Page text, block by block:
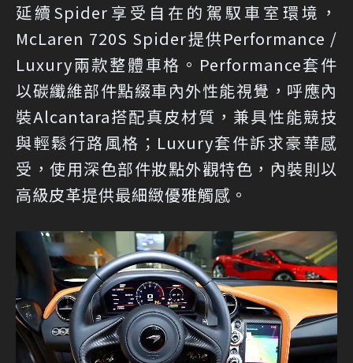
延續Spider享受自在的駕馭車室環境，
McLaren 720S Spider提供Performance /
Luxury兩款整體車格。Performance套件
以碳纖維部件點綴車內外性能視覺，呼應內
裝Alcantara搭配真皮材質，兼具性能競技
與輕鬆行路風格；Luxury套件訴求豪華感
受，使用深色部件妝點外觀特色，內裝則以
高級皮革提供最細緻優雅觸感。